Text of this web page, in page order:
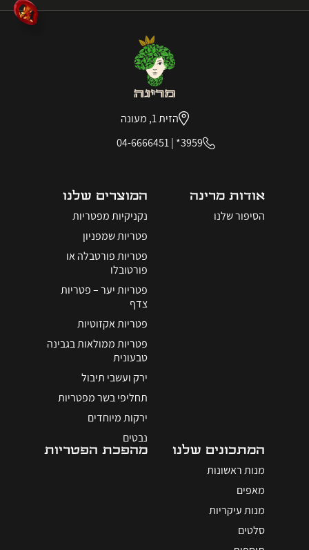
הזית 1, מעונה
3959*
|
04-6666451
אודות מרינה
הסיפור שלנו
המוצרים שלנו
נקניקיות מפטריות
פטריות שמפניון
פטריות פורטבלה או
פורטובלו
פטריות יער – פטריות
צדף
פטריות אקזוטיות
פטריות ממולאות בגבינה
טבעונית
ירק ועשבי תיבול
תחליפי בשר מפטריות
ירקות מיוחדים
נבטים
המתכונים שלנו
מנות ראשונות
מאפים
מנות עיקריות
סלטים
מהפכת הפטריות